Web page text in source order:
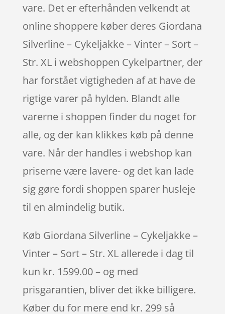
vare. Det er efterhånden velkendt at
online shoppere køber deres Giordana
Silverline – Cykeljakke – Vinter – Sort –
Str. XL i webshoppen Cykelpartner, der
har forstået vigtigheden af at have de
rigtige varer på hylden. Blandt alle
varerne i shoppen finder du noget for
alle, og der kan klikkes køb på denne
vare. Når der handles i webshop kan
priserne være lavere- og det kan lade
sig gøre fordi shoppen sparer husleje
til en almindelig butik.
Køb Giordana Silverline – Cykeljakke –
Vinter – Sort – Str. XL allerede i dag til
kun kr. 1599.00 – og med
prisgarantien, bliver det ikke billigere.
Køber du for mere end kr. 299 så